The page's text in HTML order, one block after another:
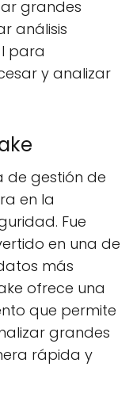
grandes
análisis
para
y analizar
de gestión de
en la
Fue
en una de
más
ofrece una
que permite
grandes
rápida y